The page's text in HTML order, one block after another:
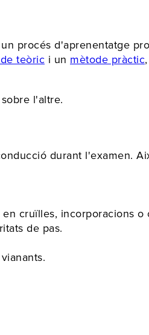
procés d'aprenentatge
teòric i un mètode pràctic
l'altre.
durant l'examen.
cruïlles, incorporacions o
de pas.